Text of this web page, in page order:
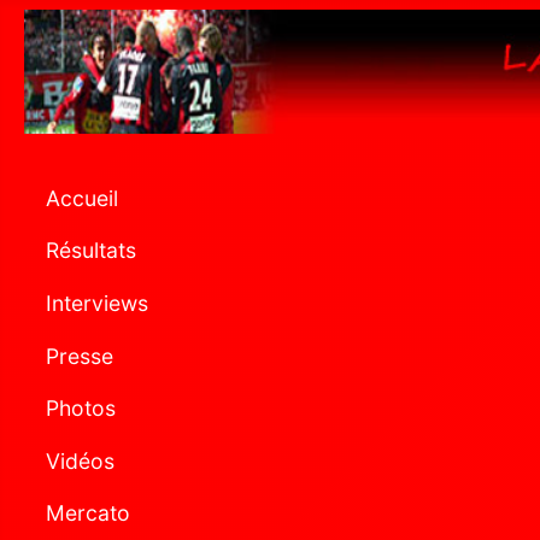
Accueil
Résultats
Interviews
Presse
Photos
Vidéos
Mercato